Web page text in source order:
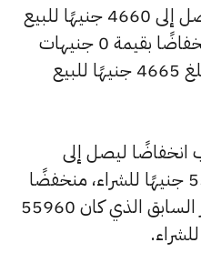
كما انخفض سعر عيار 14 ليصل إلى 4660 جنيهًا للبيع
و4635 جنيهًا للشراء، بعد انخفاضًا بقيمة 0 جنيهات
مقارنة بالسعر السابق الذي بلغ 4665 جنيهًا للبيع
ليصل إلى
55920 جنيهًا للبيع و55600 جنيهًا للشراء، منخفضًا
بقيمة 40 جنيهات عن السعر السابق الذي كان 55960